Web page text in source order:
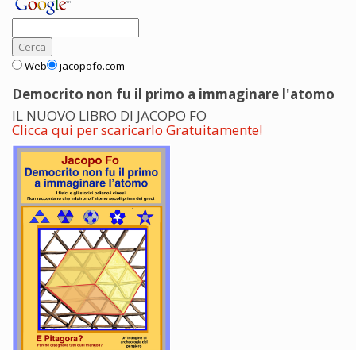
Web jacopofo.com
Democrito non fu il primo a immaginare l'atomo
IL NUOVO LIBRO DI JACOPO FO
Clicca qui per scaricarlo Gratuitamente!